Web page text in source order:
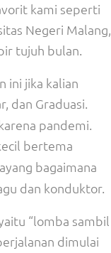
kami seperti
Negeri Malang,
tujuh bulan.
ini jika kalian
dan Graduasi.
pandemi.
bertema
bagaimana
dan konduktor.
“lomba sambil
dimulai